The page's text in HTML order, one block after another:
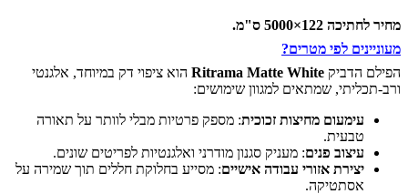
מחיר לחתיכה 122×5000 ס"מ.
מעוניינים לפי מטרים?
הפילם הדביק Ritrama Matte White הוא ציפוי דק במיוחד, אלגנטי
ורב-תכליתי, שמתאים למגוון שימושים:
עימעום מחיצות זכוכית: מספק פרטיות מבלי לוותר על תאורה
טבעית.
עיצוב פנים: מעניק סגנון מודרני ואלגנטיות לפריטים שונים.
יצירת אזורי עבודה אישיים: מסייע בחלוקת חללים תוך שמירה על
אסתטיקה.